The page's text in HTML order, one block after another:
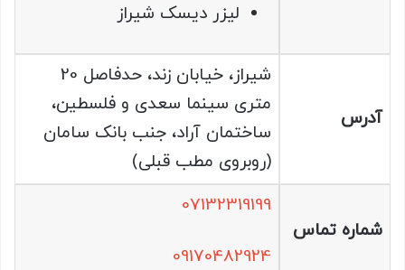
لیزر دیسک شیراز
آدرس
شیراز، خیابان زند، حدفاصل 20
متری سینما سعدی و فلسطین،
ساختمان آراد، جنب بانک سامان
(روبروی مطب قبلی)
شماره تماس
07132319199
09170482924